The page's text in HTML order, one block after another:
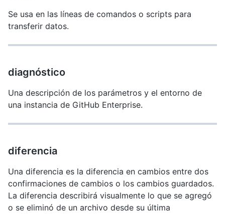
Se usa en las líneas de comandos o scripts para
transferir datos.
diagnóstico
Una descripción de los parámetros y el entorno de
una instancia de GitHub Enterprise.
diferencia
Una diferencia es la diferencia en cambios entre dos
confirmaciones de cambios o los cambios guardados.
La diferencia describirá visualmente lo que se agregó
o se eliminó de un archivo desde su última